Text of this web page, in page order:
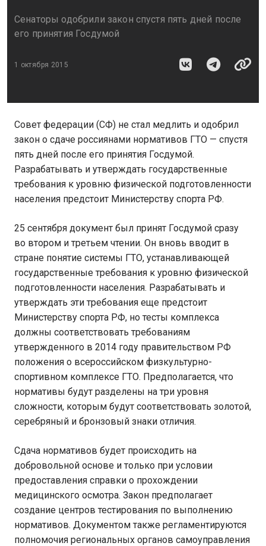
Сенаторы одобрили закон спустя пять дней после
его принятия Госдумой
1 октября 2015
Совет федерации (СФ) не стал медлить и одобрил
закон о сдаче россиянами нормативов ГТО — спустя
пять дней после его принятия Госдумой.
Разрабатывать и утверждать государственные
требования к уровню физической подготовленности
населения предстоит Министерству спорта РФ.
25 сентября документ был принят Госдумой сразу
во втором и третьем чтении. Он вновь вводит в
стране понятие системы ГТО, устанавливающей
государственные требования к уровню физической
подготовленности населения. Разрабатывать и
утверждать эти требования еще предстоит
Министерству спорта РФ, но тесты комплекса
должны соответствовать требованиям
утвержденного в 2014 году правительством РФ
положения о всероссийском физкультурно-
спортивном комплексе ГТО. Предполагается, что
нормативы будут разделены на три уровня
сложности, которым будут соответствовать золотой,
серебряный и бронзовый знаки отличия.
Сдача нормативов будет происходить на
добровольной основе и только при условии
предоставления справки о прохождении
медицинского осмотра. Закон предполагает
создание центров тестирования по выполнению
нормативов. Документом также регламентируются
полномочия региональных органов самоуправления